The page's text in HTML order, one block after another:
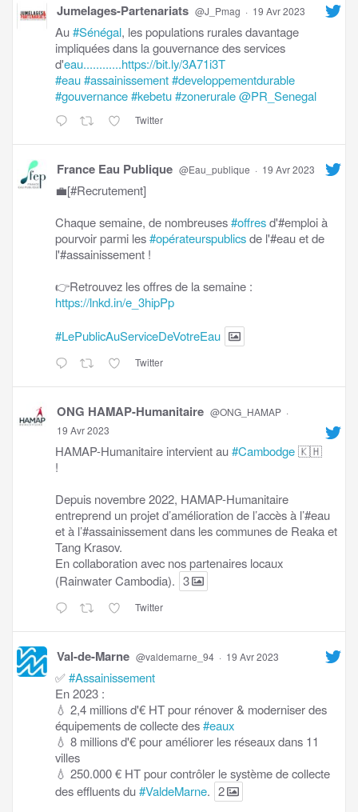
Jumelages-Partenariats @J_Pmag · 19 Avr 2023
Au#Sénégal, les populations rurales davantage
impliquées dans la gouvernance des services
d'eau............https://bit.ly/3A71i3T
#eau#assainissement#developpementdurable
#gouvernance#kebetu#zonerurale@PR_Senegal
Twitter
France Eau Publique @Eau_publique · 19 Avr 2023
💼[#Recrutement]
Chaque semaine, de nombreuses#offresd'#emploi à
pourvoir parmi les#opérateurspublicsde l'#eau et de
l'#assainissement !
👉Retrouvez les offres de la semaine :
https://lnkd.in/e_3hipPp
#LePublicAuServiceDeVotreEau
Twitter
ONG HAMAP-Humanitaire @ONG_HAMAP ·
19 Avr 2023
HAMAP-Humanitaire intervient au#Cambodge🇰🇭
!
Depuis novembre 2022, HAMAP-Humanitaire
entreprend un projet d’amélioration de l’accès à l’#eau
et à l’#assainissement dans les communes de Reaka et
Tang Krasov.
En collaboration avec nos partenaires locaux
(Rainwater Cambodia). 3
Twitter
Val-de-Marne @valdemarne_94 · 19 Avr 2023
✅#Assainissement
En 2023 :
💧 2,4 millions d'€ HT pour rénover & moderniser des
équipements de collecte des#eaux
💧 8 millions d'€ pour améliorer les réseaux dans 11
villes
💧 250.000 € HT pour contrôler le système de collecte
des effluents du#ValdeMarne. 2